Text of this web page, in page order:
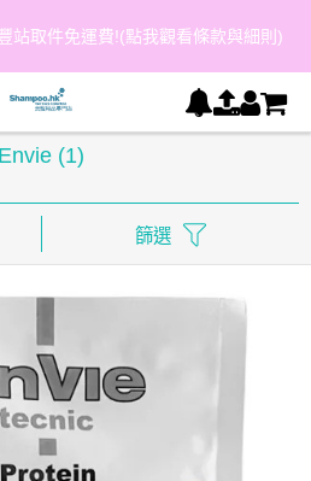
站取件免運費!(點我觀看條款與細則)
Envie (1)
篩選